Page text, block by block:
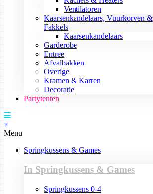
Ventilatoren
Kaarsenkandelaars, Vuurkorven &
Fakkels
Kaarsenkandelaars
Garderobe
Entree
Afvalbakken
Overige
Kramen & Karren
Decoratie
Partytenten
×
Menu
Springkussens & Games
In Springkussens & Games
Springkussens 0-4